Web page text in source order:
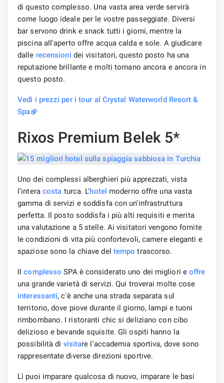
di questo complesso. Una vasta area verde servirà
come luogo ideale per le vostre passeggiate. Diversi
bar servono drink e snack tutti i giorni, mentre la
piscina all'aperto offre acqua calda e sole. A giudicare
dalle recensioni dei visitatori, questo posto ha una
reputazione brillante e molti tornano ancora e ancora in
questo posto.
Vedi i prezzi per i tour al Crystal Waterworld Resort &
Spa
Rixos Premium Belek 5*
Uno dei complessi alberghieri più apprezzati, vista
l'intera costa turca. L'hotel moderno offre una vasta
gamma di servizi e soddisfa con un'infrastruttura
perfetta. Il posto soddisfa i più alti requisiti e merita
una valutazione a 5 stelle. Ai visitatori vengono fornite
le condizioni di vita più confortevoli, camere eleganti e
spaziose sono la chiave del tempo trascorso.
Ilcomplesso SPA è considerato uno dei migliori eoffre
una grande varietà di servizi. Qui troverai molte cose
interessanti, c'è anche una strada separata sul
territorio, dove piove durante il giorno, lampi e tuoni
rimbombano. I ristoranti chic si deliziano con cibo
delizioso e bevande squisite. Gli ospiti hanno la
possibilità di visitare l'accademia sportiva, dove sono
rappresentate diverse direzioni sportive.
Lì puoi imparare qualcosa di nuovo, imparare le basi